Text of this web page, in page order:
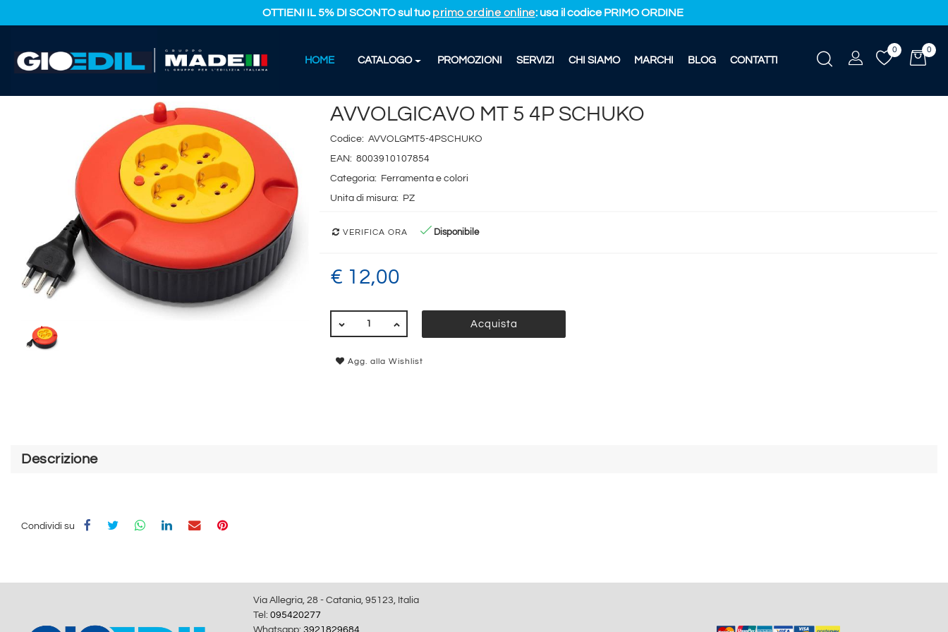
OTTIENI IL 5% DI SCONTO sul tuoprimo ordine online: usa il codice PRIMO ORDINE
HOME CATALOGO PROMOZIONI SERVIZI CHI SIAMO MARCHI BLOG CONTATTI
0
0
HOME
CATALOGO PRODOTTI FERRAMENTA E COLORI AVVOLGICAVO MT 5 4P SCHUKO
AVVOLGICAVO MT 5 4P SCHUKO
Codice: AVVOLGMT5-4PSCHUKO
EAN: 8003910107854
Categoria:
Ferramenta e colori
Unita di misura:
PZ
VERIFICA ORA Disponibile
€ 12,00
Acquista
Agg. alla Wishlist
Descrizione
Condividi su
Via Allegria, 28 - Catania, 95123, Italia
Tel: 095420277
Whatsapp: 3921829684